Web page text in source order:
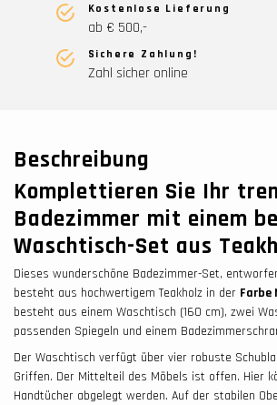
Kostenlose Lieferung
ab € 500,-
Sichere Zahlung!
Zahl sicher online
Beschreibung
Komplettieren Sie Ihr
Badezimmer mit einem
Waschtisch-Set aus
Dieses wunderschöne Badezimmer-Set,
besteht aus hochwertigem Teakholz in der Farbe
besteht aus einem Waschtisch (160 cm), zwei
passenden Spiegeln und einem
Der Waschtisch verfügt über vier robuste
Griffen. Der Mittelteil des Möbels ist offen. Hier
Handtücher abgelegt werden. Auf der stabilen